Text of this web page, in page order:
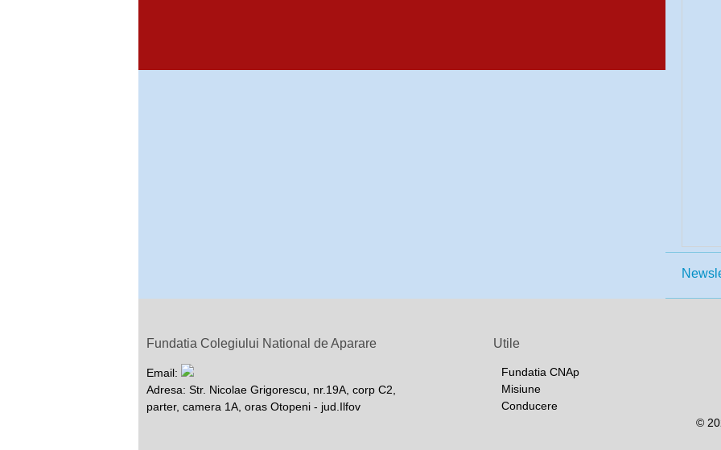
Fundatia Colegiului National de Aparare
Email:
Adresa: Str. Nicolae Grigorescu, nr.19A, corp C2,
parter, camera 1A, oras Otopeni - jud.Ilfov
Utile
Fundatia CNAp
Misiune
Conducere
©